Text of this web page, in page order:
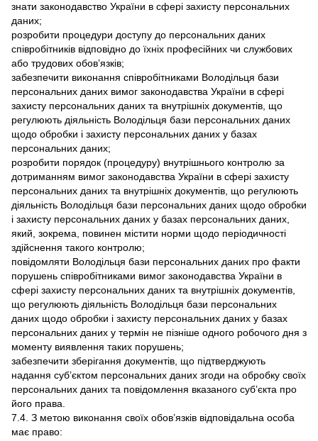
знати законодавство України в сфері захисту персональних
даних;
розробити процедури доступу до персональних даних
співробітників відповідно до їхніх професійних чи службових
або трудових обов’язків;
забезпечити виконання співробітниками Володільця бази
персональних даних вимог законодавства України в сфері
захисту персональних даних та внутрішніх документів, що
регулюють діяльність Володільця бази персональних даних
щодо обробки і захисту персональних даних у базах
персональних даних;
розробити порядок (процедуру) внутрішнього контролю за
дотриманням вимог законодавства України в сфері захисту
персональних даних та внутрішніх документів, що регулюють
діяльність Володільця бази персональних даних щодо обробки
і захисту персональних даних у базах персональних даних,
який, зокрема, повинен містити норми щодо періодичності
здійснення такого контролю;
повідомляти Володільця бази персональних даних про факти
порушень співробітниками вимог законодавства України в
сфері захисту персональних даних та внутрішніх документів,
що регулюють діяльність Володільця бази персональних
даних щодо обробки і захисту персональних даних у базах
персональних даних у термін не пізніше одного робочого дня з
моменту виявлення таких порушень;
забезпечити зберігання документів, що підтверджують
надання суб’єктом персональних даних згоди на обробку своїх
персональних даних та повідомлення вказаного суб’єкта про
його права.
7.4. З метою виконання своїх обов’язків відповідальна особа
має право: